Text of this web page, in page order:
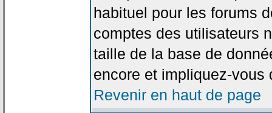
habituel pour les forums
comptes des utilisateurs
taille de la base de
encore et impliquez-
Revenir en haut de page